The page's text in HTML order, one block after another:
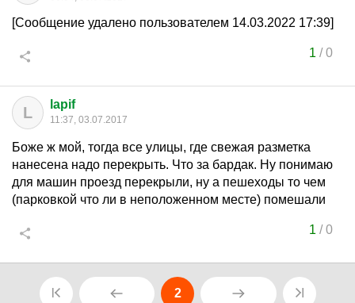
[Сообщение удалено пользователем 14.03.2022 17:39]
1 /0
L lapif
11:37, 03.07.2017
Боже ж мой, тогда все улицы, где свежая разметка
нанесена надо перекрыть. Что за бардак. Ну понимаю
для машин проезд перекрыли, ну а пешеходы то чем
(парковкой что ли в неположенном месте) помешали
1 /0
2